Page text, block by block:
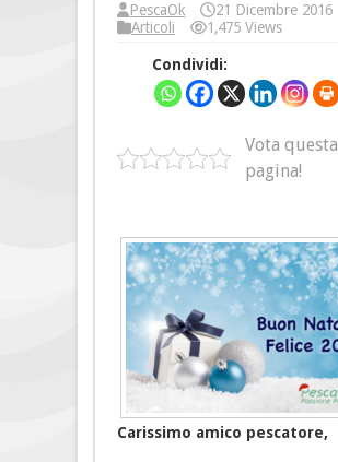
PescaOk
21 Dicembre 2016
Articoli
1,475 Views
Condividi:
Vota questa
pagina!
Carissimo amico pescatore,